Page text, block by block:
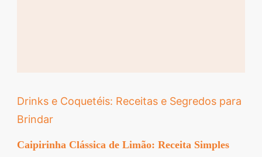
Drinks e Coquetéis: Receitas e Segredos para
Brindar
Caipirinha Clássica de Limão: Receita Simples